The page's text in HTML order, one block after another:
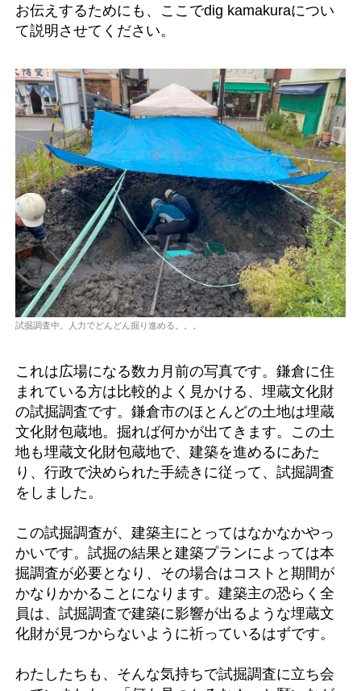
お伝えするためにも、ここでdig kamakuraについ
て説明させてください。
試掘調査中。人力でどんどん掘り進める。。。
これは広場になる数カ月前の写真です。鎌倉に住
まれている方は比較的よく見かける、埋蔵文化財
の試掘調査です。鎌倉市のほとんどの土地は埋蔵
文化財包蔵地。掘れば何かが出てきます。この土
地も埋蔵文化財包蔵地で、建築を進めるにあた
り、行政で決められた手続きに従って、試掘調査
をしました。
この試掘調査が、建築主にとってはなかなかやっ
かいです。試掘の結果と建築プランによっては本
掘調査が必要となり、その場合はコストと期間が
かなりかかることになります。建築主の恐らく全
員は、試掘調査で建築に影響が出るような埋蔵文
化財が見つからないように祈っているはずです。
わたしたちも、そんな気持ちで試掘調査に立ち会